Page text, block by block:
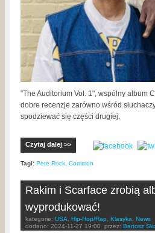
"The Auditorium Vol. 1", wspólny album
dobre recenzje zarówno wśród
spodziewać się części drugiej.
Czytaj dalej >>
Tagi: Pete Rock Common
Rakim i Scarface zrobią
wyprodukować!
kategorie: USA Hip-Hop/Rap Klasyka
News
dodano: 2024-11-27 19:00 przez: Bartosz